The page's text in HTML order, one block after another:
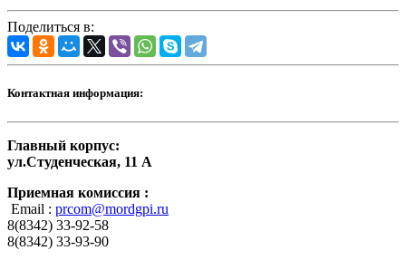
Поделиться в:
Контактная информация:
Главный корпус:
ул.Студенческая, 11 А
Приемная комиссия :
Email : prcom@mordgpi.ru
8(8342) 33-92-58
8(8342) 33-93-90